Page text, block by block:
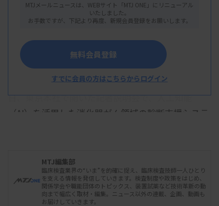
メディカルAI事業の説明をする小野田副社長（右）
両備システムズの小野田吉孝副社長COOは9月2
日、東京本社で開いた記者説明会で、人工知能
（AI）を活用した消化器がん領域の診断支援システ
断支援システム」が3月に薬事承認を得ており、今
後さらに実証研究を進め、2024年度内に事業化す
る方針を改めて示した。
MTJメールニュースは、WEBサイト「MTJ ONE」にリニューアル
いたしました。
お手数ですが、下記より再度、新規会員登録をお願いします。
無料会員登録
すでに会員の方はこちらからログイン
MTJ編集部
臨床検査業界の“いま”を的確に捉え、臨床検査技師一人ひとり
を支える情報を発信していきます。検査制度や政策をはじめ、
関係学会や職能団体のトピックス、装置試薬など技術革新の動
向まで幅広く取材・編集。ニュース以外の連載、企画、動画も
お届けしていきます。